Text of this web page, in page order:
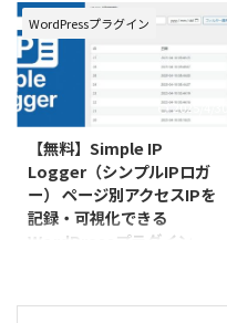
プルな訴求ボタンを表示できる
WordPressプラグイン Simple
CTA Button は、特定ページに固
定表示されるシンプルなCTA（コ
ールトゥアクション）ボタンを追
加できるWordPressプラグインで
す。スマホ・PCでの表示切替や
表示タイミングの設定にも対応
し、手軽にコンバージョン向上を
目指せます。 特長 画面下部に常
時表示される固定型CTAボタン 表
／ ...
WordPressプラグイン
2025/4/30
【無料】Simple IP
Logger（シンプルIPロガ
ー） ページ別アクセスIPを
記録・可視化できる
WordPressプラグイン
録・可視化できるWordPressプラ